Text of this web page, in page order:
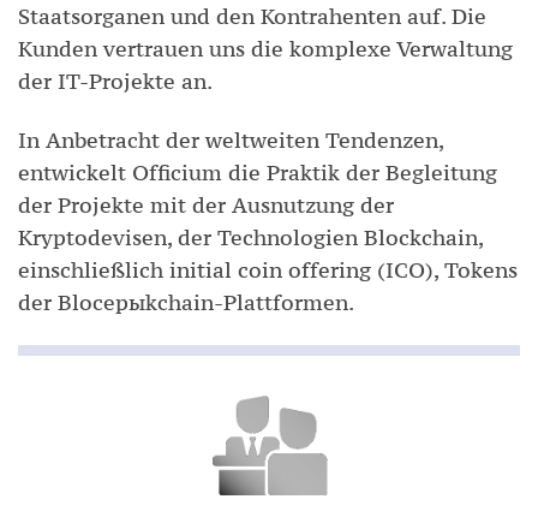
Staatsorganen und den Kontrahenten auf. Die
Kunden vertrauen uns die komplexe Verwaltung
der IT-Projekte an.
In Anbetracht der weltweiten Tendenzen,
entwickelt Officium die Praktik der Begleitung
der Projekte mit der Ausnutzung der
Kryptodevisen, der Technologien Blockchain,
einschließlich initial coin offering (ICO), Tokens
der Blocерыkchain-Plattformen.